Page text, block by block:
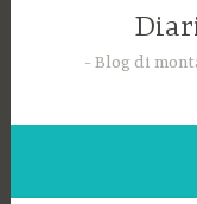
Blog di